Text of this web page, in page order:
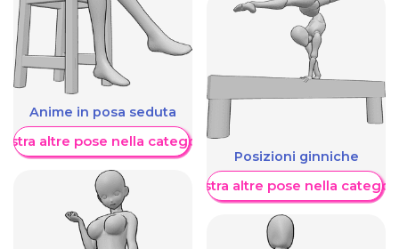
Anime in posa seduta
altre pose nella categoria
Posizioni ginniche
Mostra altre pose nella